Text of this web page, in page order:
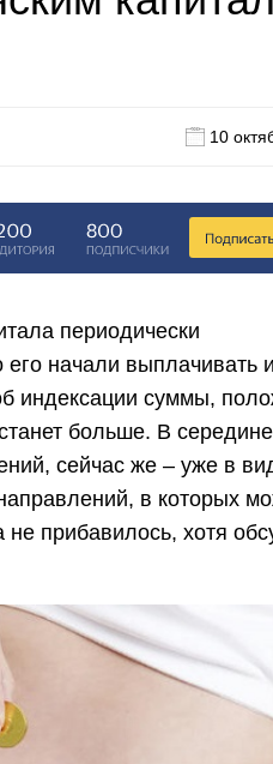
10
периодически
начали выплачивать
индексации суммы,
больше. В
сейчас же – уже в
в которых
не прибавилось, хотя